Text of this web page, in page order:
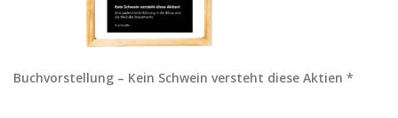
Buchvorstellung – Kein Schwein versteht diese Aktien *